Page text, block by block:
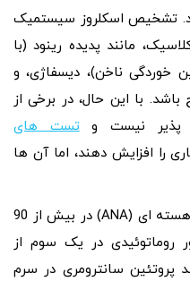
تشخیص اسکلروز سیستمیک
مانند پدیده رینود (با
خوردگی ناخن)، دیسفاژی، و
با این حال، در برخی از
پذیر نیست وتست‌ های
را افزایش دهند، اما آن ها
آنتی بادی های ضد آنتی ژن های هسته ای (ANA) در بیش از 90
روماتوئیدی در یک سوم از
پروتئین سانترومری در سرم